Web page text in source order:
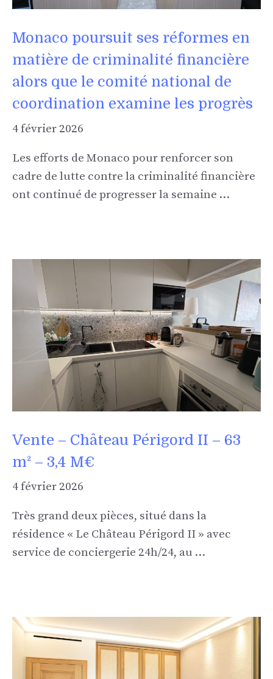
Monaco poursuit ses réformes en
matière de criminalité financière
alors que le comité national de
coordination examine les progrès
4 février 2026
Les efforts de Monaco pour renforcer son
cadre de lutte contre la criminalité financière
ont continué de progresser la semaine …
Vente – Château Périgord II – 63
m² – 3,4 M€
4 février 2026
Très grand deux pièces, situé dans la
résidence « Le Château Périgord II » avec
service de conciergerie 24h/24, au …